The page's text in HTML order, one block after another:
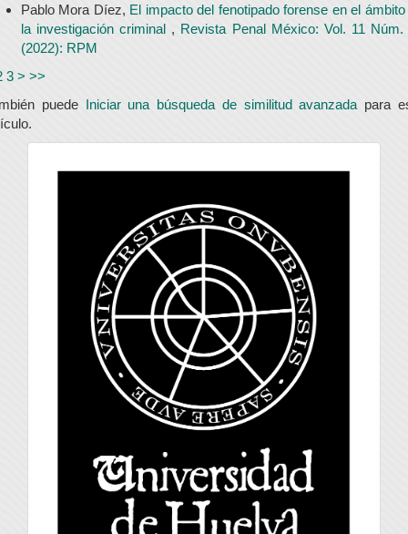
Pablo Mora Díez, El impacto del fenotipado forense en el ámbito
la investigación criminal , Revista Penal México: Vol. 11 Núm.
(2022): RPM
3 > >>
puede Iniciar una búsqueda de similitud avanzada para
universidad